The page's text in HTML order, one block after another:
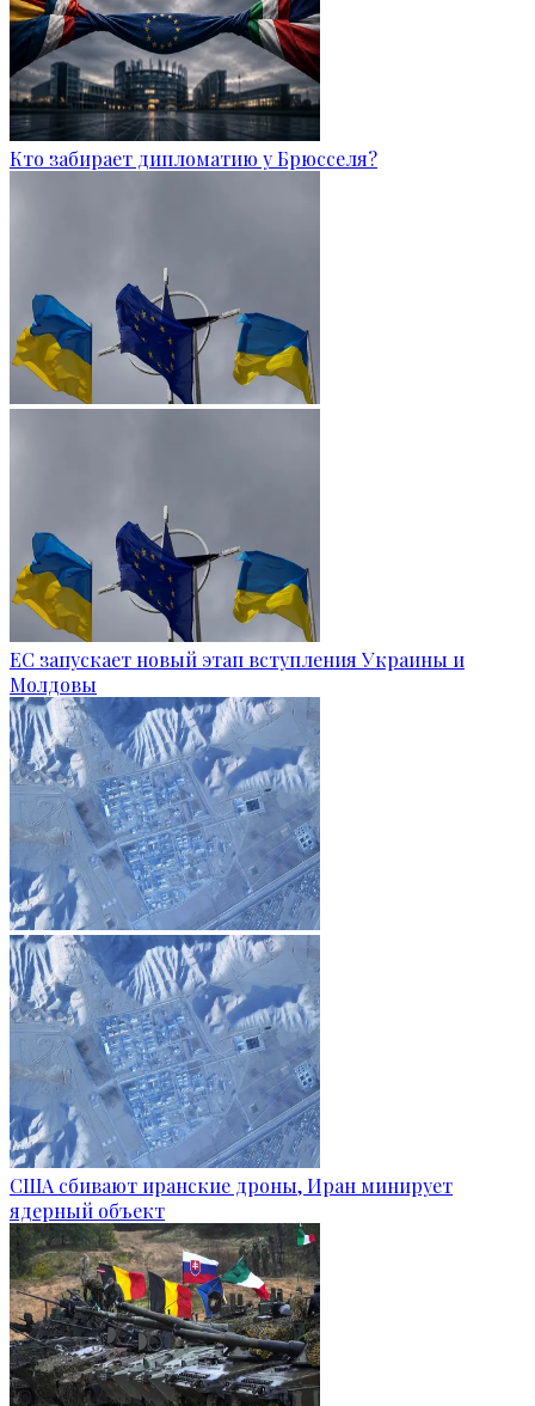
Кто забирает дипломатию у Брюсселя?
ЕС запускает новый этап вступления Украины и
Молдовы
США сбивают иранские дроны, Иран минирует
ядерный объект